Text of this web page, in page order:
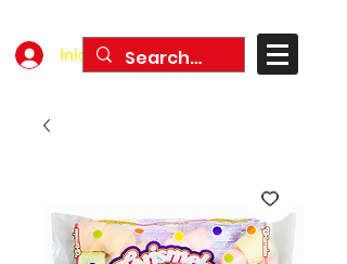
Iniciar sesión